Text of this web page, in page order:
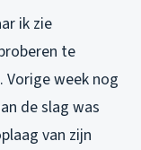
ik zie
te
Vorige week nog
de slag was
van zijn